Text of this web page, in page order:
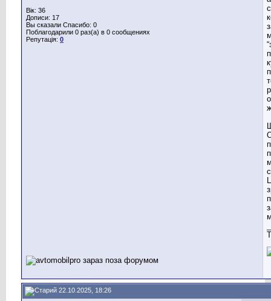
Вік: 36
Дописи: 17
Вы сказали Спасибо: 0
Поблагодарили 0 раз(а) в 0 сообщениях
Репутація: 0
22.10.2025, 18:26